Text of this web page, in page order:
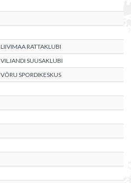
LIIVIMAA RATTAKLUBI
VILJANDI SUUSAKLUBI
VÕRU SPORDIKESKUS